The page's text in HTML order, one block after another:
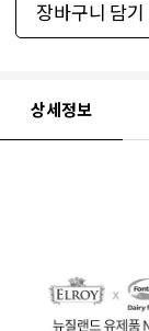
장바구니 담기
상세정보